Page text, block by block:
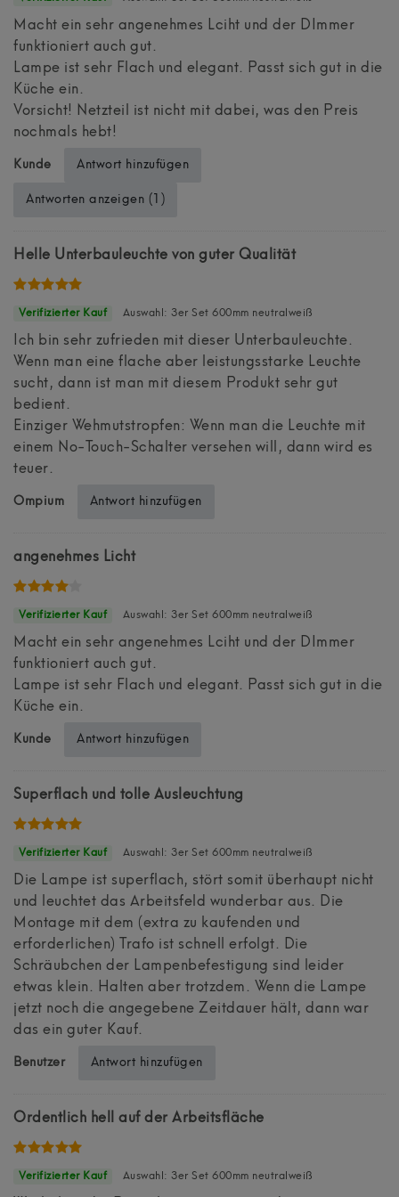
Macht ein sehr angenehmes Lciht und der DImmer
funktioniert auch gut.
Lampe ist sehr Flach und elegant. Passt sich gut in die
Küche ein.
Vorsicht! Netzteil ist nicht mit dabei, was den Preis
nochmals hebt!
Kunde Antwort hinzufügen
Antworten anzeigen (1)
Helle Unterbauleuchte von guter Qualität
Auswahl: 3er Set 600mm neutralweiß
Ich bin sehr zufrieden mit dieser Unterbauleuchte.
Wenn man eine flache aber leistungsstarke Leuchte
sucht, dann ist man mit diesem Produkt sehr gut
bedient.
Einziger Wehmutstropfen: Wenn man die Leuchte mit
einem No-Touch-Schalter versehen will, dann wird es
teuer.
Ompium Antwort hinzufügen
angenehmes Licht
Auswahl: 3er Set 600mm neutralweiß
Macht ein sehr angenehmes Lciht und der DImmer
funktioniert auch gut.
Lampe ist sehr Flach und elegant. Passt sich gut in die
Küche ein.
Kunde Antwort hinzufügen
Superflach und tolle Ausleuchtung
Auswahl: 3er Set 600mm neutralweiß
Die Lampe ist superflach, stört somit überhaupt nicht
und leuchtet das Arbeitsfeld wunderbar aus. Die
Montage mit dem (extra zu kaufenden und
erforderlichen) Trafo ist schnell erfolgt. Die
Schräubchen der Lampenbefestigung sind leider
etwas klein. Halten aber trotzdem. Wenn die Lampe
jetzt noch die angegebene Zeitdauer hält, dann war
das ein guter Kauf.
Benutzer Antwort hinzufügen
Ordentlich hell auf der Arbeitsfläche
Auswahl: 3er Set 600mm neutralweiß